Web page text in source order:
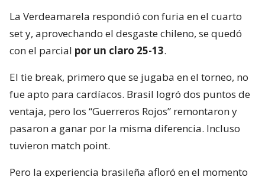
La Verdeamarela respondió con furia en el cuarto
set y, aprovechando el desgaste chileno, se quedó
con el parcial por un claro 25-13.
El tie break, primero que se jugaba en el torneo, no
fue apto para cardíacos. Brasil logró dos puntos de
ventaja, pero los “Guerreros Rojos” remontaron y
pasaron a ganar por la misma diferencia. Incluso
tuvieron match point.
Pero la experiencia brasileña afloró en el momento